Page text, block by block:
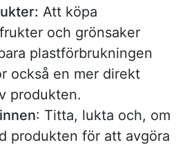
Att köpa
och grönsaker
plastförbrukningen
också en mer direkt
produkten.
: Titta, lukta och, om
produkten för att avgöra